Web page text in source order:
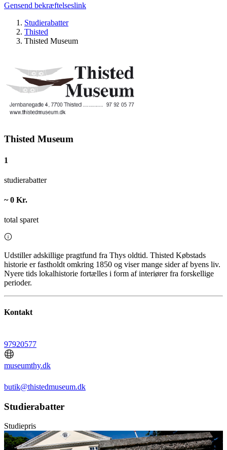
Gensend bekræftelseslink
Studierabatter
Thisted
Thisted Museum
Thisted Museum
1
studierabatter
~ 0 Kr.
total sparet
Udstiller adskillige pragtfund fra Thys oldtid. Thisted Købstads
historie er fastholdt omkring 1850 og viser mange sider af byens liv.
Nyere tids lokalhistorie fortælles i form af interiører fra forskellige
perioder.
Kontakt
97920577
museumthy.dk
butik@thistedmuseum.dk
Studierabatter
Studiepris